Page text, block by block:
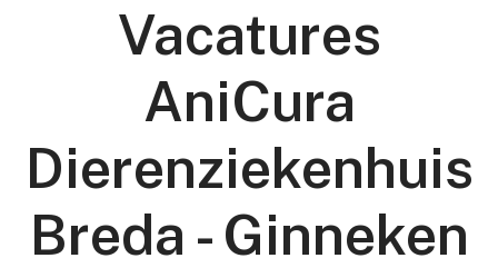
Vacatures
AniCura
Dierenziekenhuis
Breda - Ginneken